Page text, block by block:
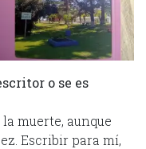
o se es
muerte, aunque
Escribir para mí,